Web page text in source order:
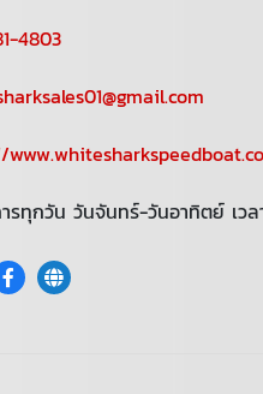
4803
รทุกวัน วันจันทร์-วันอาทิตย์ เว